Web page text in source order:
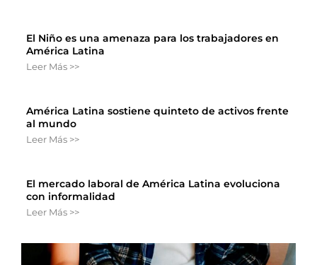
El Niño es una amenaza para los trabajadores en
América Latina
Leer Más >>
América Latina sostiene quinteto de activos frente
al mundo
Leer Más >>
El mercado laboral de América Latina evoluciona
con informalidad
Leer Más >>